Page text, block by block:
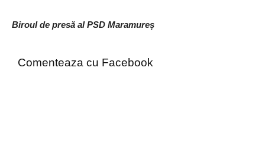
Biroul de presă al PSD Maramureș
Comenteaza cu Facebook